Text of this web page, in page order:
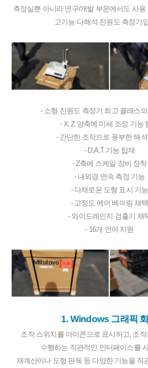
측정실뿐 아니라 연구/개발 부문에서도 사용
고기능·다해석 진원도 측정기
- 소형 진원도 측정기 최고 클래스
- X, Z 양축에 미세 조정 기능
- 간단한 조작으로 풍부한 해
- D.A.T 기능 탑재
- Z축에 스케일 장비 장착
- 내외경 연속 측정 기능
- 다채로운 도형 표시 기능
- 고정도 에어 베어링 채택
- 와이드레인지 검출기 채
- 16개 언어 지원
1. Windows 그래픽
조작 스위치를 아이콘으로 표시하고, 조
수행하는 직관적인 인터페이스를
재계산이나 도형 판독 등 다양한 기능을 직